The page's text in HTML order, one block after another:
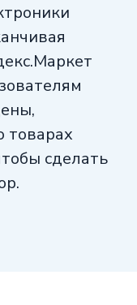
товарах
сделать